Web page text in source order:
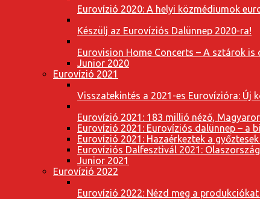
Eurovízió 2020: A helyi közmédiumok
Készülj az Eurovíziós Dalünnep 2020-ra!
Eurovision Home Concerts – A sztárok
Junior 2020
Eurovízió 2021
Visszatekintés a 2021-es Eurovízióra: Új
Eurovízió 2021: 183 millió néző,
Eurovízió 2021: Eurovíziós dalünnep – a
Eurovízió 2021: Hazaérkeztek a
Eurovíziós Dalfesztivál 2021:
Junior 2021
Eurovízió 2022
Eurovízió 2022: Nézd meg a